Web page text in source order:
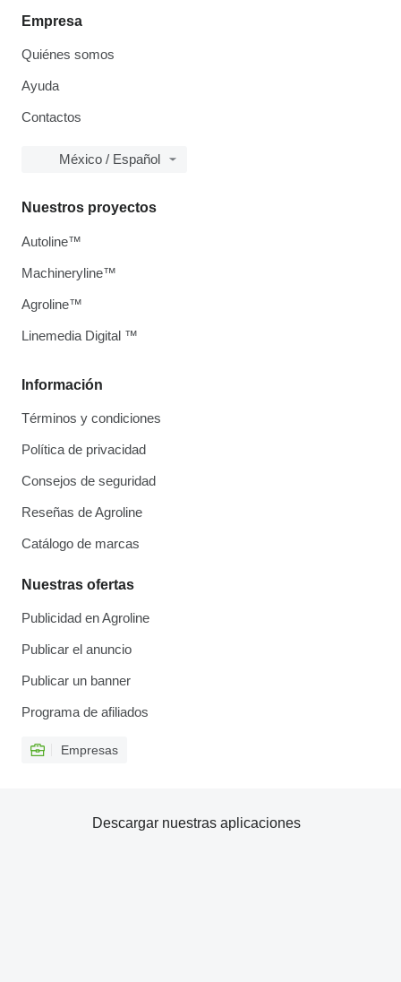
Empresa
Quiénes somos
Ayuda
Contactos
México / Español
Información
Términos y condiciones
Política de privacidad
Consejos de seguridad
Reseñas de Agroline
Catálogo de marcas
Nuestras ofertas
Publicidad en Agroline
Publicar el anuncio
Publicar un banner
Programa de afiliados
Empresas
Nuestros proyectos
Autoline™
Machineryline™
Agroline™
Linemedia Digital ™
Descargar nuestras aplicaciones